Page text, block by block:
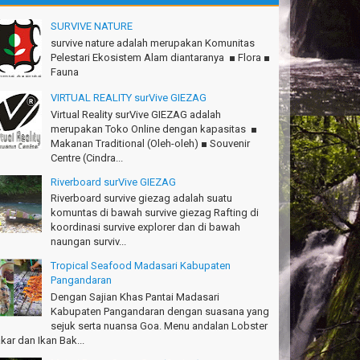
Sinaga - Lampung
seru banget
- Bekasi
seru, Amazing gmana?!
- Cimahi
Gn.Ciremai mantap
- Surabaya
canyon Amazing
- Singapore
Team surVive atas panduan wisata Kabupaten
- Depok
kang Arief, Citumang seru!
- Garut
surVive GIEZAG telah menemani kami ke
Salam lestari!
SURVIVE NATURE
survive nature adalah merupakan Komunitas
Pelestari Ekosistem Alam diantaranya ■ Flora ■
Fauna
VIRTUAL REALITY surVive GIEZAG
Virtual Reality surVive GIEZAG adalah
merupakan Toko Online dengan kapasitas ■
Makanan Traditional (Oleh-oleh) ■ Souvenir
Centre (Cindra...
Riverboard surVive GIEZAG
Riverboard survive giezag adalah suatu
komuntas di bawah survive giezag Rafting di
koordinasi survive explorer dan di bawah
naungan surviv...
Tropical Seafood Madasari Kabupaten
Pangandaran
Dengan Sajian Khas Pantai Madasari
Kabupaten Pangandaran dengan suasana yang
sejuk serta nuansa Goa. Menu andalan Lobster
dan Ikan Bak...